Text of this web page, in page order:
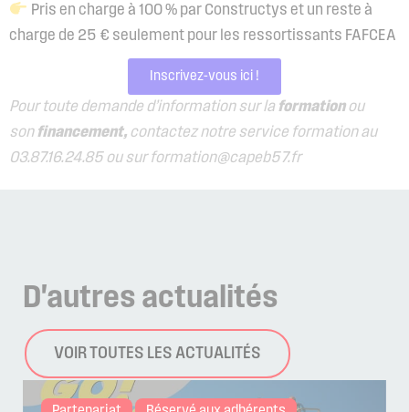
Pris en charge à 100 % par Constructys et un reste à
charge de 25 € seulement pour les ressortissants FAFCEA
Inscrivez-vous ici !
Pour toute demande d’information sur la formationou
sonfinancement, contactez notre service formation au
03.87.16.24.85 ou sur formation@capeb57.fr
D'autres actualités
VOIR TOUTES LES ACTUALITÉS